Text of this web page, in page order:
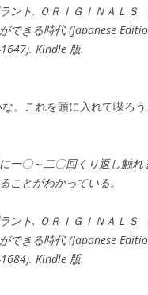
ント. ＯＲＩＧＩＮＡＬ
できる時代 (Japanese
Kindle 版.
。これを頭に入れて喋ろう
一〇～二〇回くり返し触れ
ことがわかっている。
ント. ＯＲＩＧＩＮＡＬ
できる時代 (Japanese
Kindle 版.